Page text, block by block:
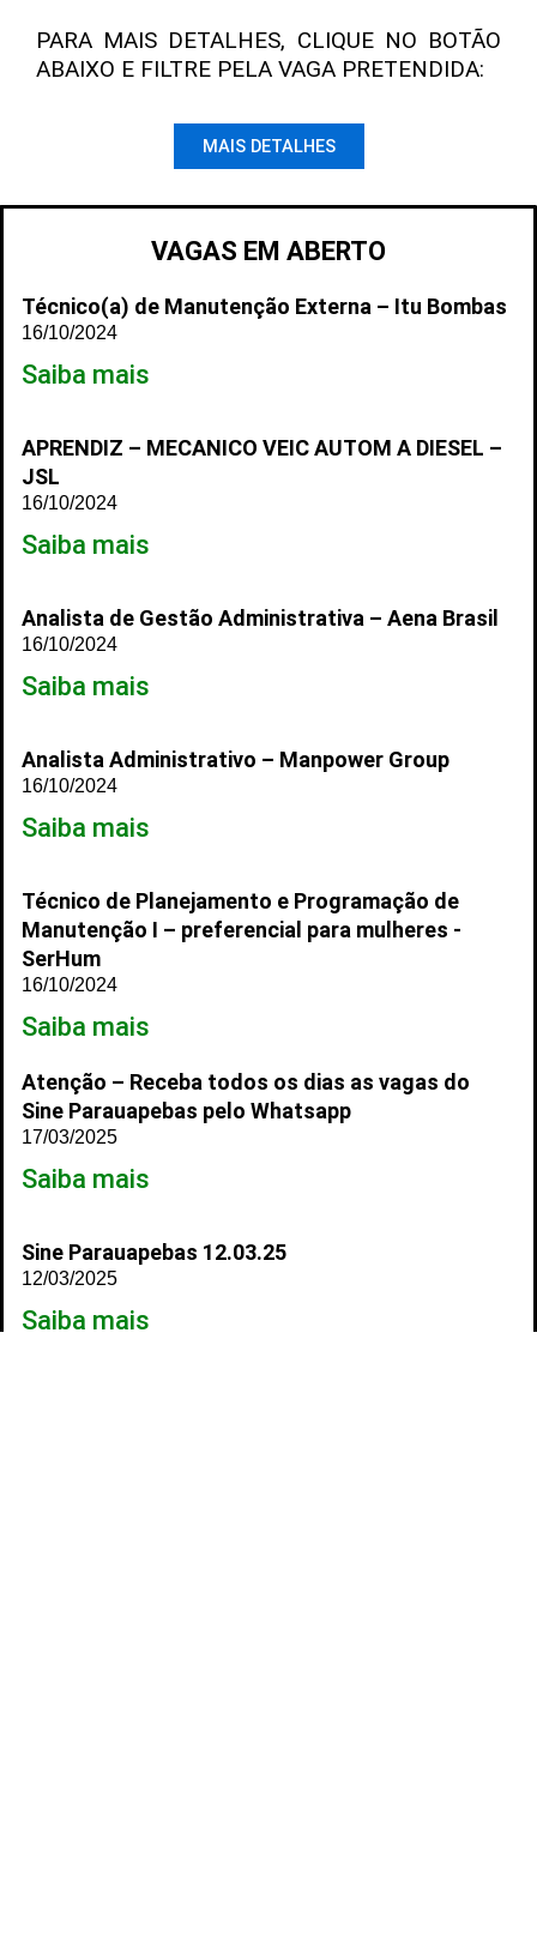
PARA MAIS DETALHES, CLIQUE NO BOTÃO
ABAIXO E FILTRE PELA VAGA PRETENDIDA:
MAIS DETALHES
VAGAS EM ABERTO
Técnico(a) de Manutenção Externa – Itu Bombas
16/10/2024
Saiba mais
APRENDIZ – MECANICO VEIC AUTOM A DIESEL –
JSL
16/10/2024
Saiba mais
Analista de Gestão Administrativa – Aena Brasil
16/10/2024
Saiba mais
Analista Administrativo – Manpower Group
16/10/2024
Saiba mais
Técnico de Planejamento e Programação de
Manutenção I – preferencial para mulheres -
SerHum
16/10/2024
Saiba mais
Atenção – Receba todos os dias as vagas do
Sine Parauapebas pelo Whatsapp
17/03/2025
Saiba mais
Sine Parauapebas 12.03.25
12/03/2025
Saiba mais